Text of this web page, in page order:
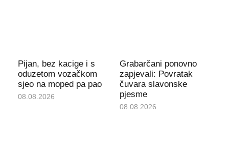
Pijan, bez kacige i s
oduzetom vozačkom
sjeo na moped pa pao
08.08.2026
Grabarčani ponovno
zapjevali: Povratak
čuvara slavonske
pjesme
08.08.2026